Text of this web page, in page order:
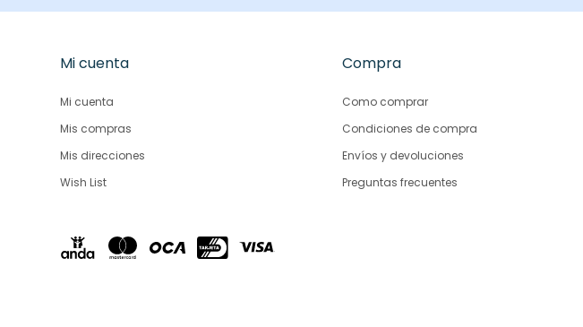
Mi cuenta
Mi cuenta
Mis compras
Mis direcciones
Wish List
Compra
Como comprar
Condiciones de compra
Envíos y devoluciones
Preguntas frecuentes